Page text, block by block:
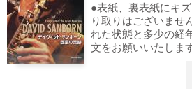
●表紙、裏表紙にキ
り取りはございませ
れた状態と多少の経
文をお願いいたします